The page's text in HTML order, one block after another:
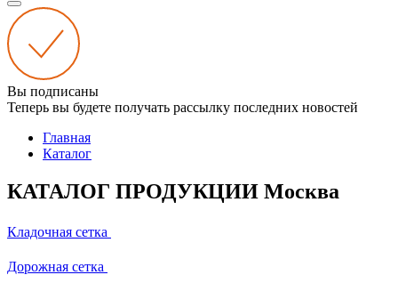
Вы подписаны
Теперь вы будете получать рассылку последних новостей
Главная
Каталог
КАТАЛОГ ПРОДУКЦИИ Москва
Кладочная сетка
Дорожная сетка